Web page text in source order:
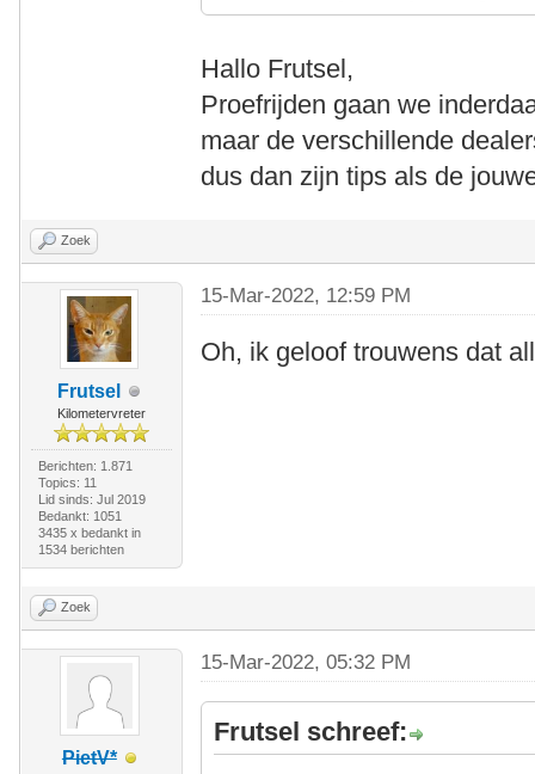
Hallo Frutsel,
Proefrijden gaan we
maar de verschillende
dus dan zijn tips als de
Zoek
Frutsel
Kilometervreter
Berichten: 1.871
Topics: 11
Lid sinds: Jul 2019
Bedankt: 1051
3435 x bedankt in
1534 berichten
15-Mar-2022, 12:59 PM
Oh, ik geloof trouwens dat
Zoek
PietV*
15-Mar-2022, 05:32 PM
Frutsel schreef: